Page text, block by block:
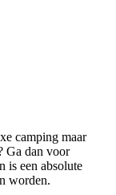
camping maar
Ga dan voor
is een absolute
worden.